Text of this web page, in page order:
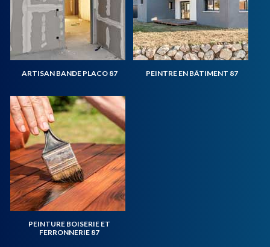
ARTISAN BANDE PLACO 87 PEINTRE EN BÂTIMENT 87
PEINTURE BOISERIE ET
FERRONNERIE 87